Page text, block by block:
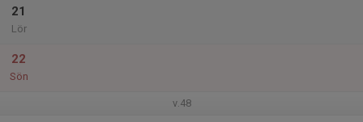
21
Lör
22
Sön
v.48